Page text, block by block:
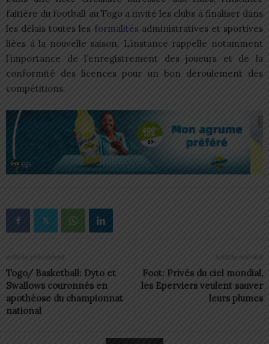
faitière du football au Togo a invité les clubs à finaliser dans
les délais toutes les formalitésadministratives et sportives
liées à la nouvelle saison. L’instance rappelle notamment
l’importance de l’enregistrement des joueurs et de la
conformité des licences pour un bon déroulement des
compétitions.
Article précédent
Togo/ Basketball: Dyto et
Swallows couronnés en
apothéose du championnat
national
Article suivant
Foot: Privés du ciel mondial,
les Eperviers veulent sauver
leurs plumes